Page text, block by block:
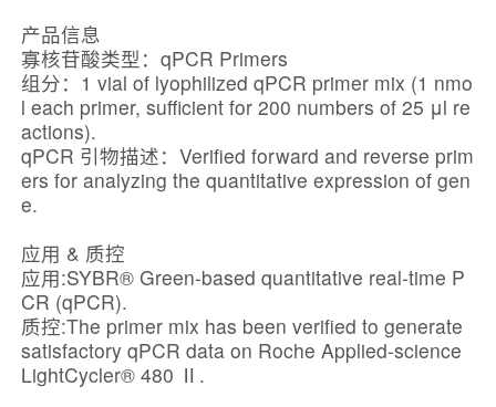
产品信息
寡核苷酸类型：qPCR Primers
组分：1 vial of lyophilized qPCR primer mix (1 nmo
l each primer, sufficient for 200 numbers of 25 μl re
actions).
qPCR 引物描述：Verified forward and reverse prim
ers for analyzing the quantitative expression of gen
e.
应用 & 质控
应用:SYBR® Green-based quantitative real-time P
CR (qPCR).
质控:The primer mix has been verified to generate
satisfactory qPCR data on Roche Applied-science
LightCycler® 480 Ⅱ.